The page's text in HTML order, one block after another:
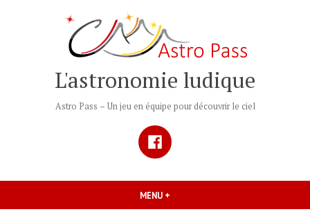
L'astronomie ludique
Astro Pass – Un jeu en équipe pour découvrir le ciel
MENU +
Facebook